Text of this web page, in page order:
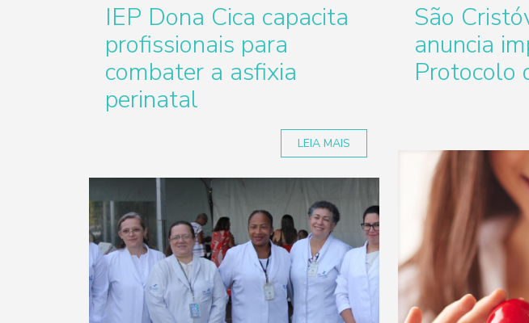
IEP Dona Cica capacita
profissionais para
combater a asfixia
perinatal
LEIA MAIS
São
anuncia
Protocolo